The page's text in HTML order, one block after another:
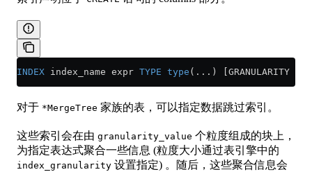
INDEX index_name expr TYPE type (...) [GRANULARITY
对于 *MergeTree 家族的表，可以指定数据跳过索引。
这些索引会在由 granularity_value 个粒度组成的块上，
为指定表达式聚合一些信息 (粒度大小通过表引擎中的
index_granularity 设置指定) 。随后，这些聚合信息会